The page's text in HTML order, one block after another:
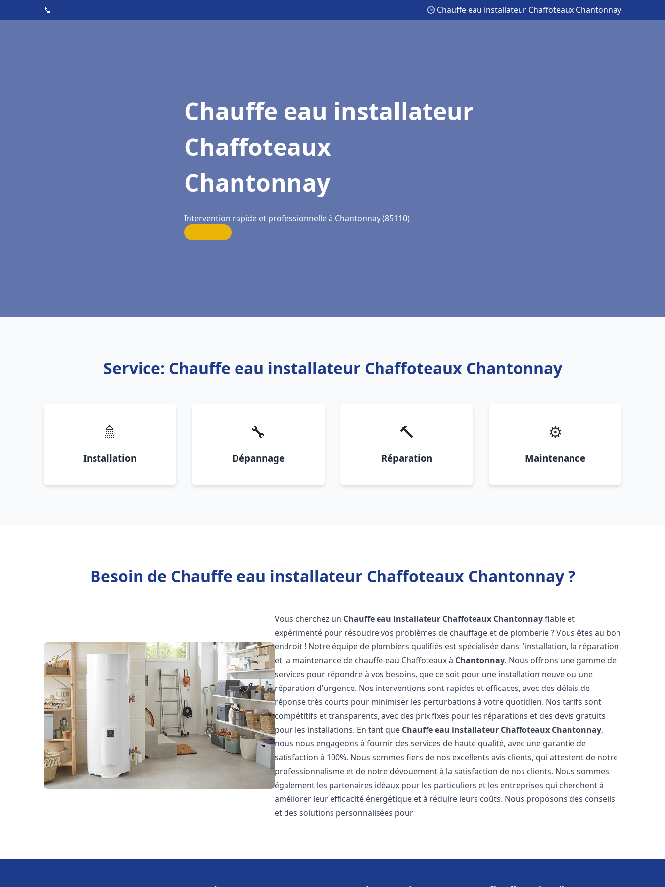
📞 🕒 Chauffe eau installateur Chaffoteaux Chantonnay
Chauffe eau installateur
Chaffoteaux
Chantonnay
Intervention rapide et professionnelle à Chantonnay (85110)
Service: Chauffe eau installateur Chaffoteaux Chantonnay
🚿
Installation
🔧
Dépannage
🔨
Réparation
⚙️
Maintenance
Besoin de Chauffe eau installateur Chaffoteaux Chantonnay ?
Vous cherchez un Chauffe eau installateur Chaffoteaux Chantonnayfiable et
expérimenté pour résoudre vos problèmes de chauffage et de plomberie ? Vous êtes au bon
endroit ! Notre équipe de plombiers qualifiés est spécialisée dans l'installation, la réparation
et la maintenance de chauffe-eau Chaffoteaux à Chantonnay. Nous offrons une gamme de
services pour répondre à vos besoins, que ce soit pour une installation neuve ou une
réparation d'urgence. Nos interventions sont rapides et efficaces, avec des délais de
réponse très courts pour minimiser les perturbations à votre quotidien. Nos tarifs sont
compétitifs et transparents, avec des prix fixes pour les réparations et des devis gratuits
pour les installations. En tant que Chauffe eau installateur Chaffoteaux Chantonnay,
nous nous engageons à fournir des services de haute qualité, avec une garantie de
satisfaction à 100%. Nous sommes fiers de nos excellents avis clients, qui attestent de notre
professionnalisme et de notre dévouement à la satisfaction de nos clients. Nous sommes
également les partenaires idéaux pour les particuliers et les entreprises qui cherchent à
améliorer leur efficacité énergétique et à réduire leurs coûts. Nous proposons des conseils
et des solutions personnalisées pour